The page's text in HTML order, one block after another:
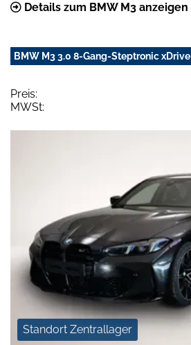
Details zum BMW M3 anzeigen
BMW M3 3.0 8-Gang-Steptronic xDrive
Preis:
MWSt:
Standort Zentrallager